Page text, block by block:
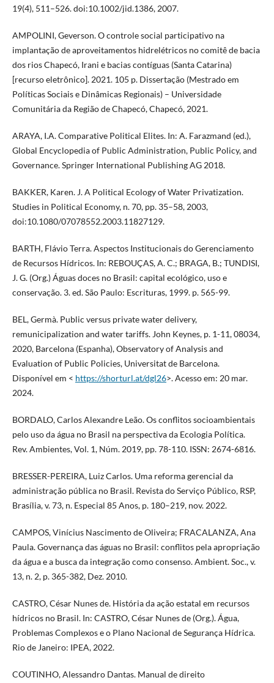
19(4), 511–526. doi:10.1002/jid.1386, 2007.
AMPOLINI, Geverson. O controle social participativo na
implantação de aproveitamentos hidrelétricos no comitê de bacia
dos rios Chapecó, Irani e bacias contíguas (Santa Catarina)
[recurso eletrônico]. 2021. 105 p. Dissertação (Mestrado em
Políticas Sociais e Dinâmicas Regionais) – Universidade
Comunitária da Região de Chapecó, Chapecó, 2021.
ARAYA, I.A. Comparative Political Elites. In: A. Farazmand (ed.),
Global Encyclopedia of Public Administration, Public Policy, and
Governance. Springer International Publishing AG 2018.
BAKKER, Karen. J. A Political Ecology of Water Privatization.
Studies in Political Economy, n. 70, pp. 35–58, 2003,
doi:10.1080/07078552.2003.11827129.
BARTH, Flávio Terra. Aspectos Institucionais do Gerenciamento
de Recursos Hídricos. In: REBOUÇAS, A. C.; BRAGA, B.; TUNDISI,
J. G. (Org.) Águas doces no Brasil: capital ecológico, uso e
conservação. 3. ed. São Paulo: Escrituras, 1999. p. 565-99.
BEL, Germà. Public versus private water delivery,
remunicipalization and water tariffs. John Keynes, p. 1-11, 08034,
2020, Barcelona (Espanha), Observatory of Analysis and
Evaluation of Public Policies, Universitat de Barcelona.
Disponível em < https://shorturl.at/dgl26>. Acesso em: 20 mar.
2024.
BORDALO, Carlos Alexandre Leão. Os conflitos socioambientais
pelo uso da água no Brasil na perspectiva da Ecologia Política.
Rev. Ambientes, Vol. 1, Núm. 2019, pp. 78-110. ISSN: 2674-6816.
BRESSER-PEREIRA, Luiz Carlos. Uma reforma gerencial da
administração pública no Brasil. Revista do Serviço Público, RSP,
Brasília, v. 73, n. Especial 85 Anos, p. 180–219, nov. 2022.
CAMPOS, Vinícius Nascimento de Oliveira; FRACALANZA, Ana
Paula. Governança das águas no Brasil: conflitos pela apropriação
da água e a busca da integração como consenso. Ambient. Soc., v.
13, n. 2, p. 365-382, Dez. 2010.
CASTRO, César Nunes de. História da ação estatal em recursos
hídricos no Brasil. In: CASTRO, César Nunes de (Org.). Água,
Problemas Complexos e o Plano Nacional de Segurança Hídrica.
Rio de Janeiro: IPEA, 2022.
COUTINHO, Alessandro Dantas. Manual de direito